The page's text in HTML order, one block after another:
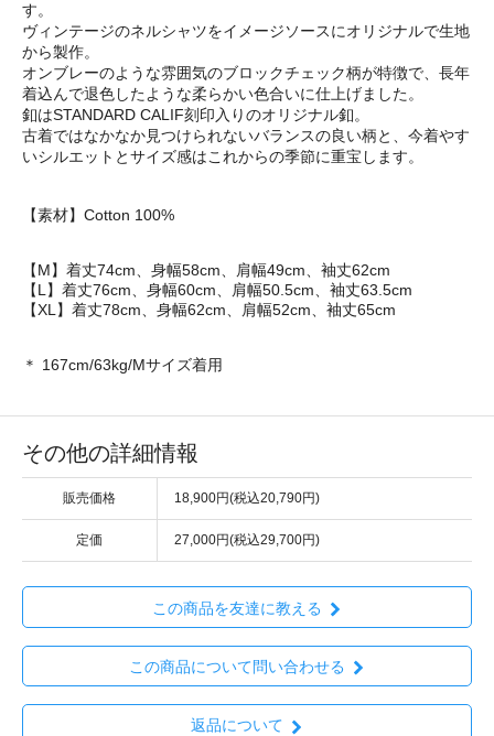
す。
ヴィンテージのネルシャツをイメージソースにオリジナルで生地
から製作。
オンブレーのような雰囲気のブロックチェック柄が特徴で、長年
着込んで退色したような柔らかい色合いに仕上げました。
釦はSTANDARD CALIF刻印入りのオリジナル釦。
古着ではなかなか見つけられないバランスの良い柄と、今着やす
いシルエットとサイズ感はこれからの季節に重宝します。
【素材】Cotton 100%
【M】着丈74cm、身幅58cm、肩幅49cm、袖丈62cm
【L】着丈76cm、身幅60cm、肩幅50.5cm、袖丈63.5cm
【XL】着丈78cm、身幅62cm、肩幅52cm、袖丈65cm
＊ 167cm/63kg/Mサイズ着用
その他の詳細情報
販売価格 18,900円(税込20,790円)
定価 27,000円(税込29,700円)
この商品を友達に教える
この商品について問い合わせる
返品について